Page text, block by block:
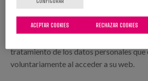
materia de Protección de Datos de
en conocimiento de los usuarios de la
www.matiainstituto.net
(en adelante, la
tratamiento de los datos personales
voluntariamente al acceder a su web.
RECHAZAR COOKIES
ACEPTAR COOKIES